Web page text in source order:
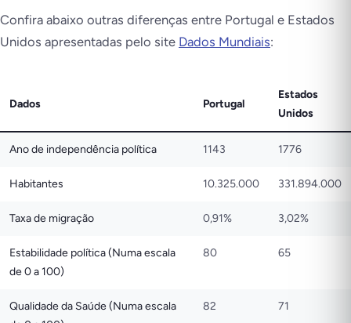
Confira abaixo outras diferenças entre Portugal e Estados
Unidos apresentadas pelo site Dados Mundiais:
Dados Portugal
Estados
Unidos
Ano de independência política 1143 1776
Habitantes 10.325.000 331.894.000
Taxa de migração 0,91% 3,02%
Estabilidade política (Numa escala
de 0 a 100)
80 65
Qualidade da Saúde (Numa escala
82 71